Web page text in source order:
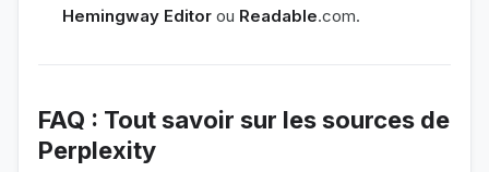
Hemingway Editor ou Readable.com.
FAQ : Tout savoir sur les sources de
Perplexity